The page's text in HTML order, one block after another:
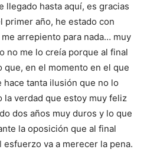
llegado hasta aquí, es gracias
primer año, he estado con
arrepiento para nada… muy
no me lo creía porque al final
que, en el momento en el que
tanta ilusión que no lo
la verdad que estoy muy feliz
dos años muy duros y lo que
la oposición que al final
va a merecer la pena.